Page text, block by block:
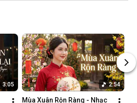
3:05 2:54
Mùa Xuân Rộn Ràng - Nhạc